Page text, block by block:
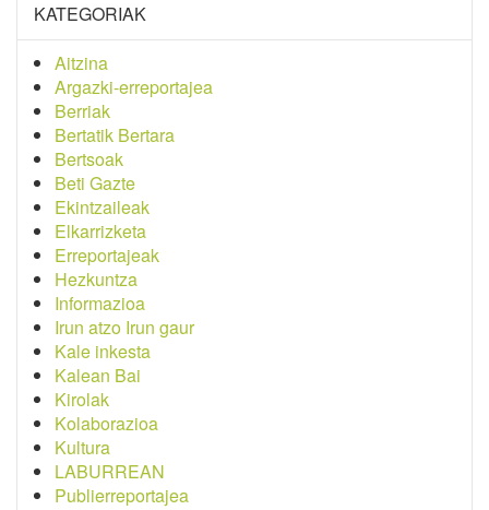
KATEGORIAK
Aitzina
Argazki-erreportajea
Berriak
Bertatik Bertara
Bertsoak
Beti Gazte
Ekintzaileak
Elkarrizketa
Erreportajeak
Hezkuntza
Informazioa
Irun atzo Irun gaur
Kale inkesta
Kalean Bai
Kirolak
Kolaborazioa
Kultura
LABURREAN
Publierreportajea